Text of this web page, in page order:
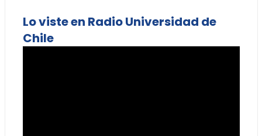
Lo viste en Radio Universidad de
Chile